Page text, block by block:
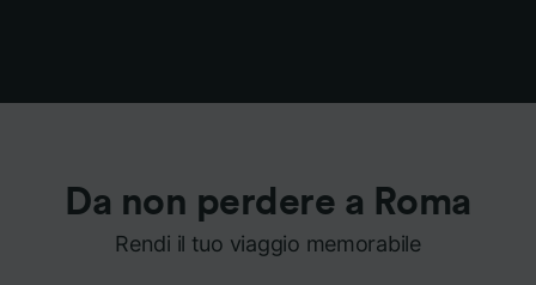
Da non perdere a Roma
Rendi il tuo viaggio memorabile